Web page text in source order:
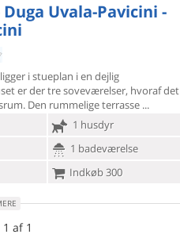
Uvala-Pavicini -
i stueplan i en dejlig
erder tre soveværelser, hvoraf det
Den rummelige terrasse
1 husdyr
1 badeværelse
Indkøb 300
af 1